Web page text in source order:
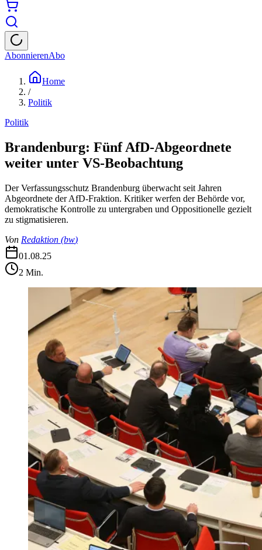
AbonnierenAbo
Home
/
Politik
Politik
Brandenburg: Fünf AfD-Abgeordnete
weiter unter VS-Beobachtung
Der Verfassungsschutz Brandenburg überwacht seit Jahren
Abgeordnete der AfD-Fraktion. Kritiker werfen der Behörde vor,
demokratische Kontrolle zu untergraben und Oppositionelle gezielt
zu stigmatisieren.
Von Redaktion (bw)
01.08.25
2 Min.